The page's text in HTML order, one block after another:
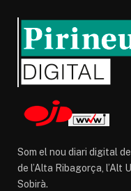
Som el nou diari digital
de l’Alta Ribagorça, l’Alt
Sobirà.